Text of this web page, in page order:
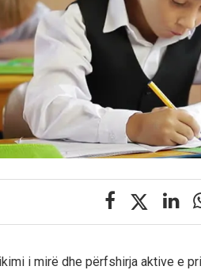
i mirë dhe përfshirja aktive e